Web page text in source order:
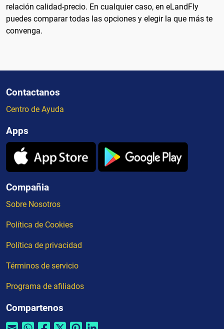
relación calidad-precio. En cualquier caso, en eLandFly
puedes comparar todas las opciones y elegir la que más te
convenga.
Contactanos
Centro de Ayuda
Apps
Compañia
Sobre Nosotros
Política de Cookies
Política de privacidad
Términos de servicio
Programa de afiliados
Compartenos